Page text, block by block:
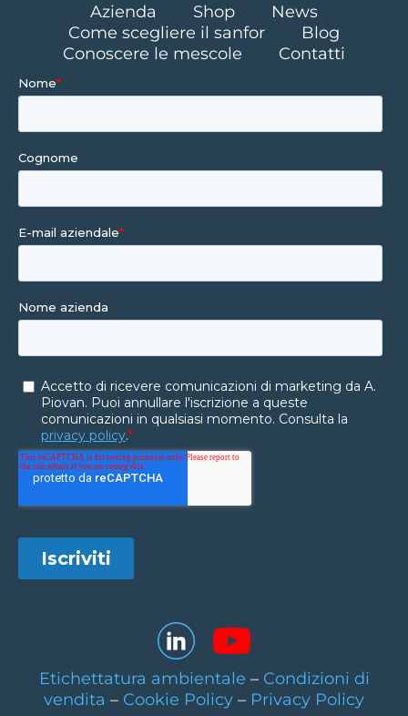
Azienda Shop
News
Come scegliere il sanfor
Blog
Conoscere le mescole
Contatti
Etichettatura ambientale – Condizioni di
vendita – Cookie Policy – Privacy Policy